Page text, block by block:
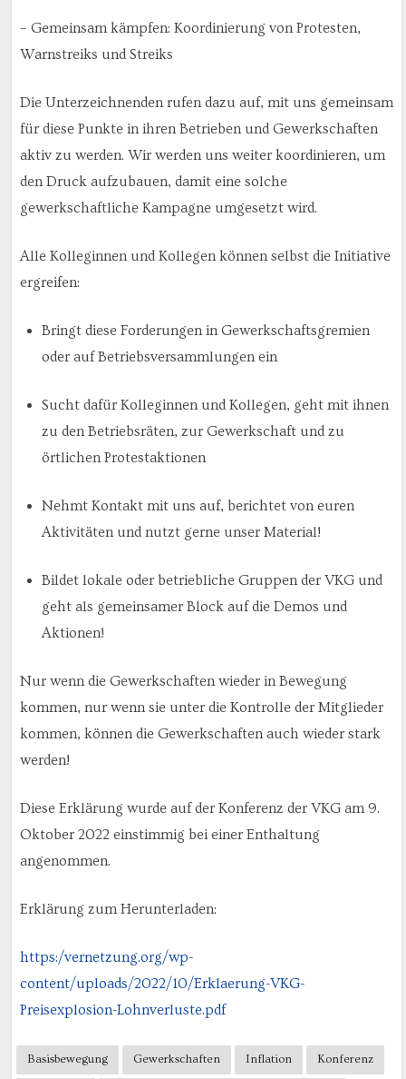
– Gemeinsam kämpfen: Koordinierung von Protesten,
Warnstreiks und Streiks
Die Unterzeichnenden rufen dazu auf, mit uns gemeinsam
für diese Punkte in ihren Betrieben und Gewerkschaften
aktiv zu werden. Wir werden uns weiter koordinieren, um
den Druck aufzubauen, damit eine solche
gewerkschaftliche Kampagne umgesetzt wird.
Alle Kolleginnen und Kollegen können selbst die Initiative
ergreifen:
Bringt diese Forderungen in Gewerkschaftsgremien
oder auf Betriebsversammlungen ein
Sucht dafür Kolleginnen und Kollegen, geht mit ihnen
zu den Betriebsräten, zur Gewerkschaft und zu
örtlichen Protestaktionen
Nehmt Kontakt mit uns auf, berichtet von euren
Aktivitäten und nutzt gerne unser Material!
Bildet lokale oder betriebliche Gruppen der VKG und
geht als gemeinsamer Block auf die Demos und
Aktionen!
Nur wenn die Gewerkschaften wieder in Bewegung
kommen, nur wenn sie unter die Kontrolle der Mitglieder
kommen, können die Gewerkschaften auch wieder stark
werden!
Diese Erklärung wurde auf der Konferenz der VKG am 9.
Oktober 2022 einstimmig bei einer Enthaltung
angenommen.
Erklärung zum Herunterladen:
https:/vernetzung.org/wp-
content/uploads/2022/10/Erklaerung-VKG-
Preisexplosion-Lohnverluste.pdf
Basisbewegung Gewerkschaften Inflation Konferenz